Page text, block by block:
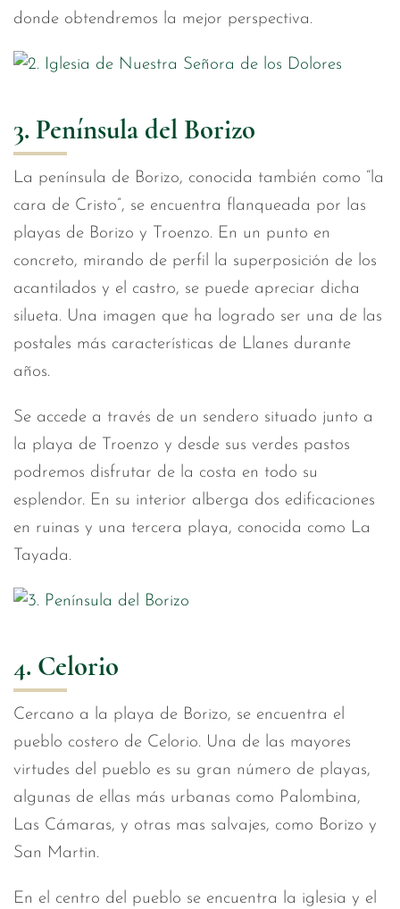
donde obtendremos la mejor perspectiva.
3. Península del Borizo
La península de Borizo, conocida también como “la
cara de Cristo”, se encuentra flanqueada por las
playas de Borizo y Troenzo. En un punto en
concreto, mirando de perfil la superposición de los
acantilados y el castro, se puede apreciar dicha
silueta. Una imagen que ha logrado ser una de las
postales más características de Llanes durante
años.
Se accede a través de un sendero situado junto a
la playa de Troenzo y desde sus verdes pastos
podremos disfrutar de la costa en todo su
esplendor. En su interior alberga dos edificaciones
en ruinas y una tercera playa, conocida como La
Tayada.
4. Celorio
Cercano a la playa de Borizo, se encuentra el
pueblo costero de Celorio. Una de las mayores
virtudes del pueblo es su gran número de playas,
algunas de ellas más urbanas como Palombina,
Las Cámaras, y otras mas salvajes, como Borizo y
San Martin.
En el centro del pueblo se encuentra la iglesia y el